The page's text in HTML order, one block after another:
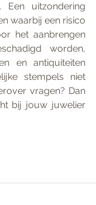
Een uitzondering
waarbij een risico
het aanbrengen
worden,
en antiquiteiten
stempels niet
vragen? Dan
bij jouw juwelier